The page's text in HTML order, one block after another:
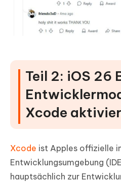
Teil 2: iOS 26
Xcode
Xcode ist Apples offizielle
Entwicklungsumgebung
hauptsächlich zur